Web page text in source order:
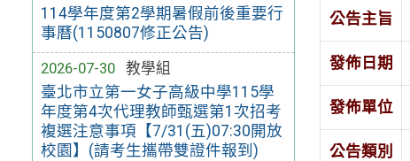
114學年度第2學期暑假前後重要行
事曆(1150807修正公告)
2026-07-30
教學組
臺北市立第一女子高級中學115學
年度第4次代理教師甄選第1次招考
複選注意事項【7/31(五)07:30開放
校園】(請考生攜帶雙證件報到)
公告主旨
發佈日期
發佈單位
公告類別